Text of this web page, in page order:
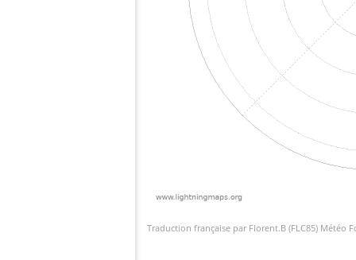
Traduction française par Florent.B (FLC85) Météo